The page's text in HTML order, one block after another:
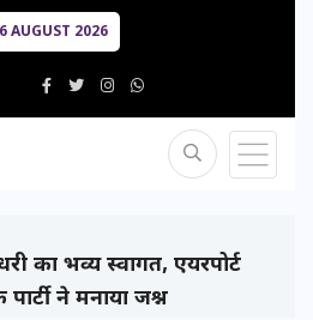
AUGUST 2026
का भव्य स्वागत, एयरपोर्ट
ने मनाया जश्न